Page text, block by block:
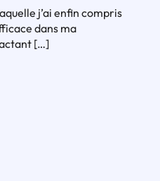
j’ai enfin compris
dans ma
[…]